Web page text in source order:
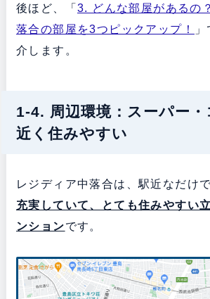
後ほど、「 3. どんな部屋があるの
落合の部屋を3つピックアップ！
介します。
1-4. 周辺環境：スーパー・
近く住みやすい
レジディア中落合は、駅近なだけで
充実していて、とても住みやすい
ンションです。